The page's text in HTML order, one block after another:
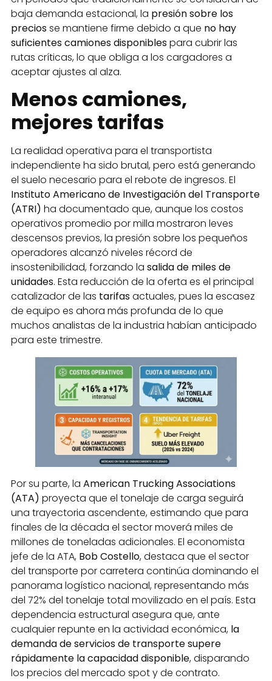
baja demanda estacional, la presión sobre los
preciosse mantiene firme debido a que no hay
suficientes camiones disponiblespara cubrir las
rutas críticas, lo que obliga a los cargadores a
aceptar ajustes al alza.
Menos camiones,
mejores tarifas
La realidad operativa para el transportista
independiente ha sido brutal, pero está generando
el suelo necesario para el rebote de ingresos. El
Instituto Americano de Investigación del Transporte
(ATRI) ha documentado que, aunque los costos
operativos promedio por milla mostraron leves
descensos previos, la presión sobre los pequeños
operadores alcanzó niveles récord de
insostenibilidad, forzando la salida de miles de
unidades. Esta reducción de la oferta es el principal
catalizador de las tarifasactuales, pues la escasez
de equipo es ahora más profunda de lo que
muchos analistas de la industria habían anticipado
para este trimestre.
Por su parte, la American Trucking Associations
(ATA) proyecta que el tonelaje de carga seguirá
una trayectoria ascendente, estimando que para
finales de la década el sector moverá miles de
millones de toneladas adicionales. El economista
jefe de la ATA, Bob Costello, destaca que el sector
del transporte por carretera continúa dominando el
panorama logístico nacional, representando más
del 72% del tonelaje total movilizado en el país. Esta
dependencia estructural asegura que, ante
cualquier repunte en la actividad económica, la
demanda de servicios de transporte supere
rápidamente la capacidad disponible, disparando
los precios del mercado spot y de contrato.